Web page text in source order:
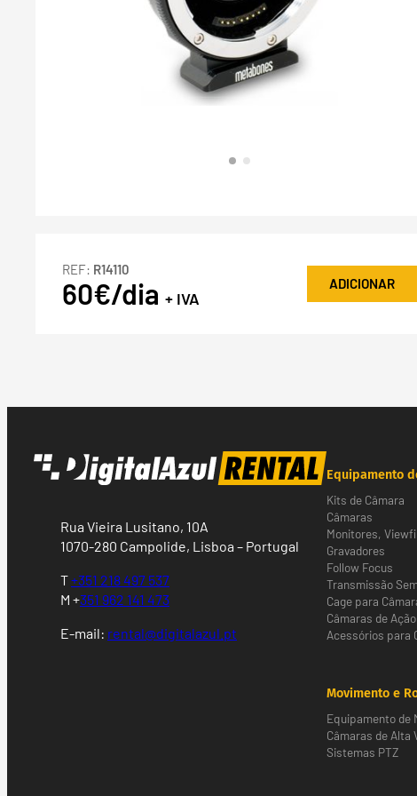
REF: R14110
60€/dia + IVA
ADICIONAR
Rua Vieira Lusitano, 10A
1070-280 Campolide, Lisboa – Portugal
T+351 218 497 537
M +351 962 141 473
E-mail: rental@digitalazul.pt
Equipamento
Kits de Câmara
Câmaras
Monitores,
Gravadores
Follow Focus
Transmissão
Cage para
Câmaras de Ação
Acessórios para
Movimento e
Equipamento de
Câmaras de Alta
Sistemas PTZ